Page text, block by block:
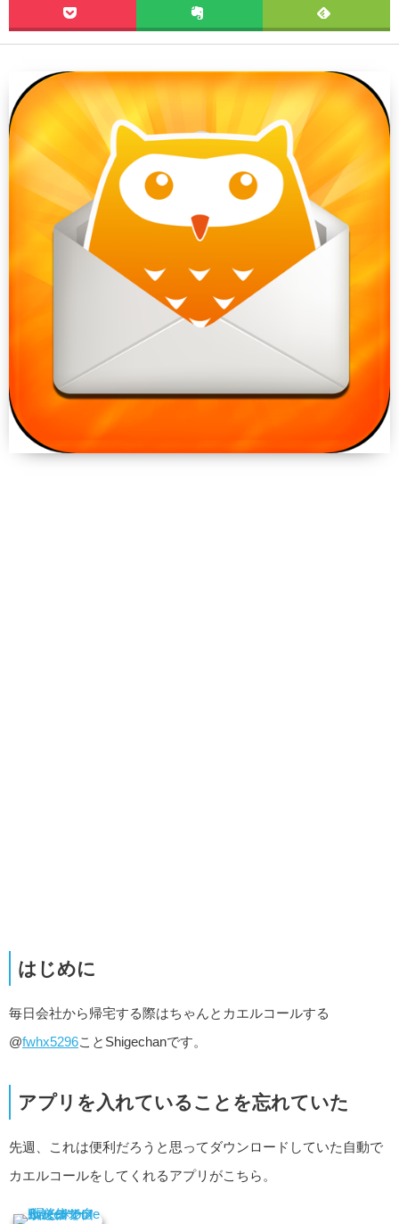
はじめに
毎日会社から帰宅する際はちゃんとカエルコールする
@fwhx5296ことShigechanです。
アプリを入れていることを忘れていた
先週、これは便利だろうと思ってダウンロードしていた自動で
カエルコールをしてくれるアプリがこちら。